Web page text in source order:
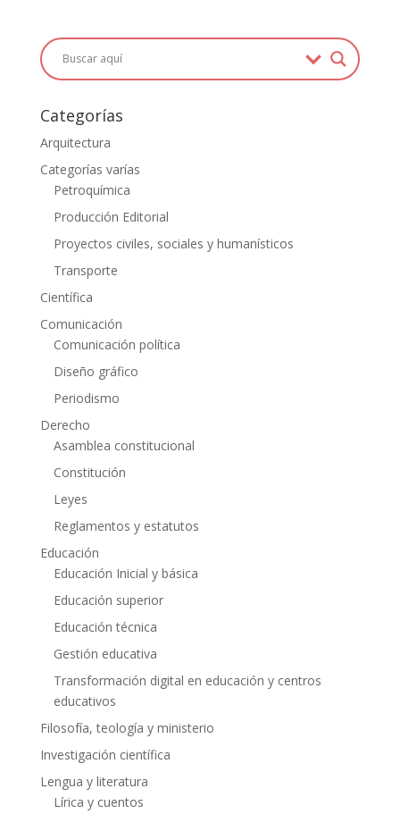
Categorías
Arquitectura
Categorías varías
Petroquímica
Producción Editorial
Proyectos civiles, sociales y humanísticos
Transporte
Científica
Comunicación
Comunicación política
Diseño gráfico
Periodismo
Derecho
Asamblea constitucional
Constitución
Leyes
Reglamentos y estatutos
Educación
Educación Inicial y básica
Educación superior
Educación técnica
Gestión educativa
Transformación digital en educación y centros
educativos
Filosofía, teología y ministerio
Investigación científica
Lengua y literatura
Lírica y cuentos